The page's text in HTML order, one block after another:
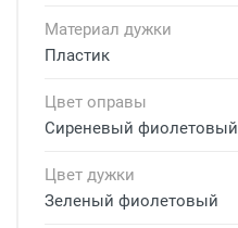
Материал дужки
Пластик
Цвет оправы
Сиреневый фиолетовый
Цвет дужки
Зеленый фиолетовый